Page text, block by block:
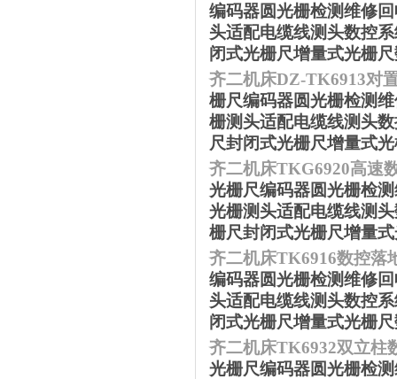
编码器圆光栅检测维修
头适配电缆线测头数控
闭式光栅尺增量式光栅
齐二机床DZ-TK6913对
栅尺编码器圆光栅检测
栅测头适配电缆线测头
尺封闭式光栅尺增量式
齐二机床TKG6920高速
光栅尺编码器圆光栅检
光栅测头适配电缆线测
栅尺封闭式光栅尺增量
齐二机床TK6916数控落
编码器圆光栅检测维修
头适配电缆线测头数控
闭式光栅尺增量式光栅
齐二机床TK6932双立柱
光栅尺编码器圆光栅检